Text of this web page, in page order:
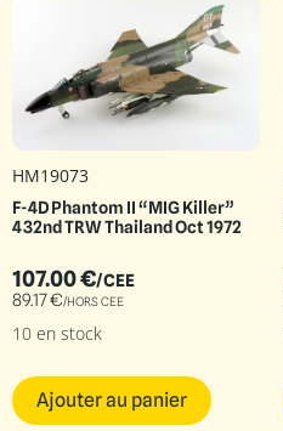
HM19073
F-4D Phantom II “MIG Killer”
432nd TRW Thailand Oct 1972
107.00€/CEE
89.17€/HORS CEE
10 en stock
Ajouter au panier